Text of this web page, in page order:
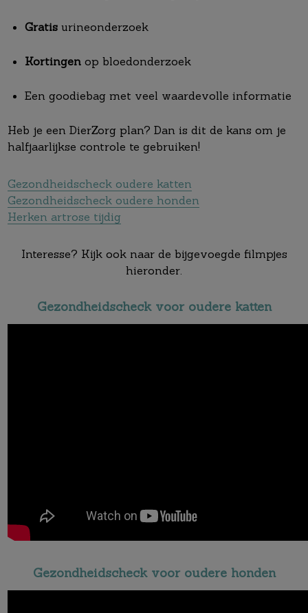
Gratis urineonderzoek
Kortingen op bloedonderzoek
Een goodiebag met veel waardevolle informatie
Heb je een DierZorg plan? Dan is dit de kans om je
halfjaarlijkse controle te gebruiken!
Gezondheidscheck oudere katten
Gezondheidscheck oudere honden
Herken artrose tijdig
Interesse? Kijk ook naar de bijgevoegde filmpjes
hieronder.
Gezondheidscheck voor oudere katten
Gezondheidscheck voor oudere honden